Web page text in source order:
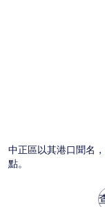
中正區以其港口聞名
點。